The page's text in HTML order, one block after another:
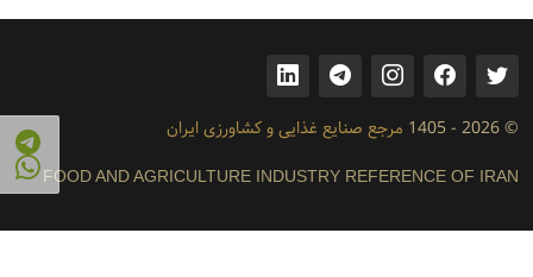
© 2026 - 1405 مرجع صنایع غذایی و کشاورزی ایران
FOOD AND AGRICULTURE INDUSTRY REFERENCE OF IRAN